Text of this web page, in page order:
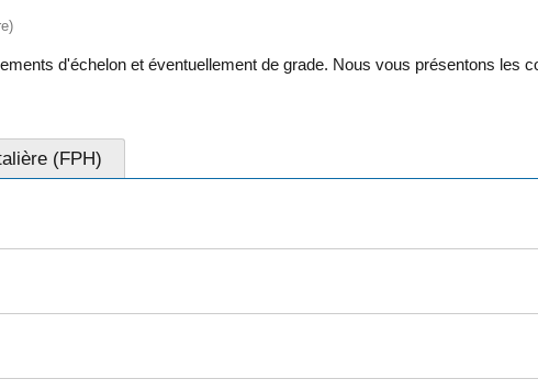
d'échelon et éventuellement de grade. Nous vous présentons les
(FPH)